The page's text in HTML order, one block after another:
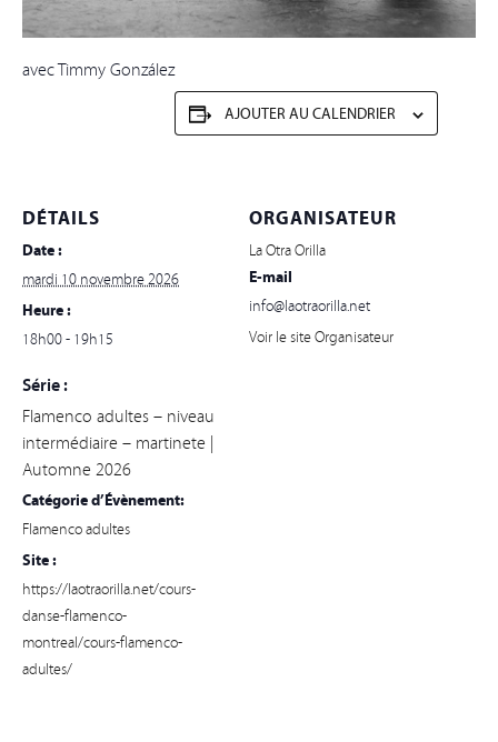
avec Timmy González
AJOUTER AU CALENDRIER
DÉTAILS
Date :
mardi 10 novembre 2026
Heure :
18h00 - 19h15
Série :
Flamenco adultes – niveau
intermédiaire – martinete |
Automne 2026
Catégorie d’Évènement:
Flamenco adultes
Site :
https://laotraorilla.net/cours-
danse-flamenco-
montreal/cours-flamenco-
adultes/
ORGANISATEUR
La Otra Orilla
E-mail
info@laotraorilla.net
Voir le site Organisateur